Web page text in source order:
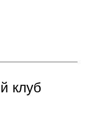
клуб